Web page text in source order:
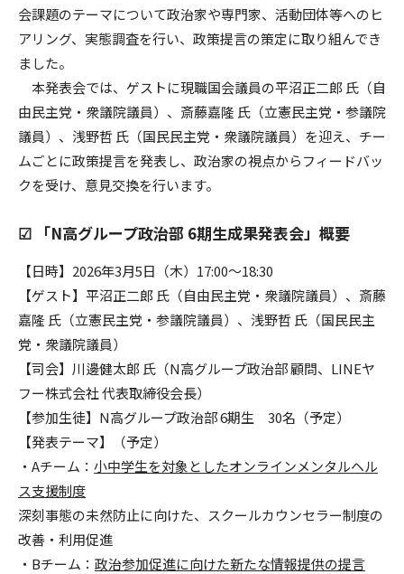
会課題のテーマについて政治家や専門家、活動団体等へのヒ
アリング、実態調査を行い、政策提言の策定に取り組んでき
ました。
本発表会では、ゲストに現職国会議員の平沼正二郎 氏（自
由民主党・衆議院議員）、斎藤嘉隆 氏（立憲民主党・参議院
議員）、浅野哲 氏（国民民主党・衆議院議員）を迎え、チー
ムごとに政策提言を発表し、政治家の視点からフィードバッ
クを受け、意見交換を行います。
☑︎ 「N高グループ政治部 6期生成果発表会」概要
【日時】2026年3月5日（木）17:00〜18:30
【ゲスト】平沼正二郎 氏（自由民主党・衆議院議員）、斎藤
嘉隆 氏（立憲民主党・参議院議員）、浅野哲 氏（国民民主
党・衆議院議員）
【司会】川邊健太郎 氏（N高グループ政治部 顧問、LINEヤ
フー株式会社 代表取締役会長）
【参加生徒】N高グループ政治部 6期生 30名（予定）
【発表テーマ】（予定）
・Aチーム： 小中学生を対象としたオンラインメンタルヘル
ス支援制度
深刻事態の未然防止に向けた、スクールカウンセラー制度の
改善・利用促進
・Bチーム： 政治参加促進に向けた新たな情報提供の提言